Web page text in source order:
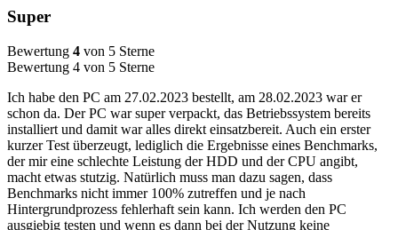
Super
Bewertung 4 von 5 Sterne
Bewertung 4 von 5 Sterne
Ich habe den PC am 27.02.2023 bestellt, am 28.02.2023 war er
schon da. Der PC war super verpackt, das Betriebssystem bereits
installiert und damit war alles direkt einsatzbereit. Auch ein erster
kurzer Test überzeugt, lediglich die Ergebnisse eines Benchmarks,
der mir eine schlechte Leistung der HDD und der CPU angibt,
macht etwas stutzig. Natürlich muss man dazu sagen, dass
Benchmarks nicht immer 100% zutreffen und je nach
Hintergrundprozess fehlerhaft sein kann. Ich werden den PC
ausgiebig testen und wenn es dann bei der Nutzung keine